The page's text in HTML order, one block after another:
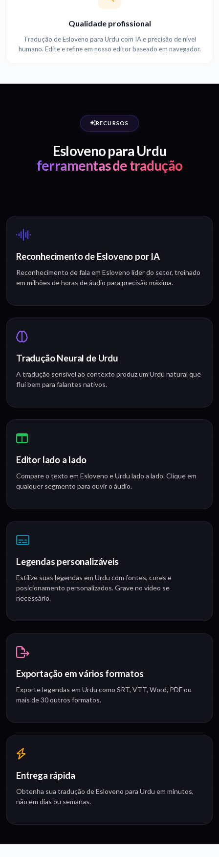
Qualidade profissional
Tradução de Esloveno para Urdu com IA e precisão de nível
humano. Edite e refine em nosso editor baseado em navegador.
RECURSOS
Esloveno para Urdu
ferramentas de tradução
Reconhecimento de Esloveno por IA
Reconhecimento de fala em Esloveno líder do setor, treinado
em milhões de horas de áudio para precisão máxima.
Tradução Neural de Urdu
A tradução sensível ao contexto produz um Urdu natural que
flui bem para falantes nativos.
Editor lado a lado
Compare o texto em Esloveno e Urdu lado a lado. Clique em
qualquer segmento para ouvir o áudio.
Legendas personalizáveis
Estilize suas legendas em Urdu com fontes, cores e
posicionamento personalizados. Grave no vídeo se
necessário.
Exportação em vários formatos
Exporte legendas em Urdu como SRT, VTT, Word, PDF ou
mais de 30 outros formatos.
Entrega rápida
Obtenha sua tradução de Esloveno para Urdu em minutos,
não em dias ou semanas.